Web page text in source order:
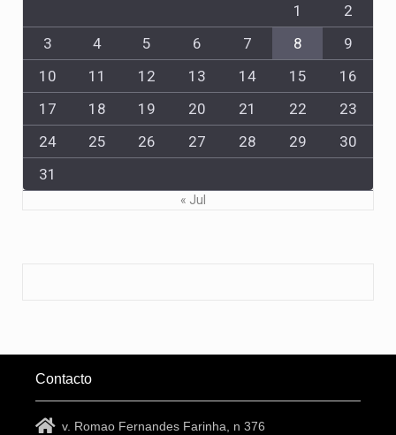
1
2
3
4 5 6 7 8
9
10
11 12 13 14 15
16
17
18 19 20 21 22
23
24
25 26 27 28 29
30
31
« Jul
Contacto
v. Romao Fernandes Farinha, n 376